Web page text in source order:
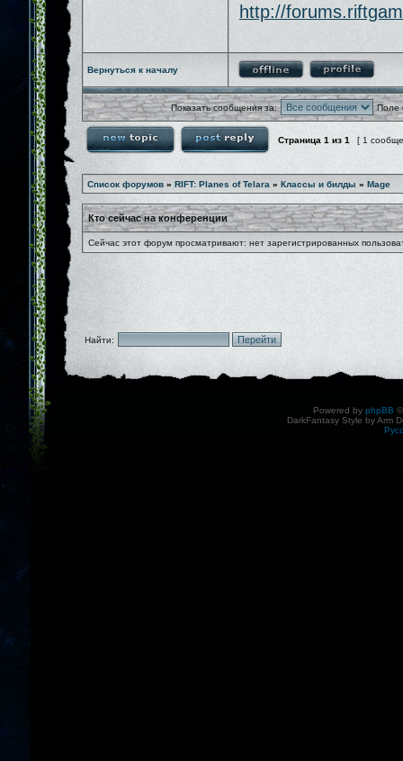
http://
Вернуться к началу
Показать сообщения за: Поле
Страница 1 из 1 [ 1
Список форумов » RIFT: Planes of Telara » Классы и билды » Mage
Кто сейчас на конференции
Сейчас этот форум просматривают: нет зарегистрированных
Найти:
Powered by phpBB
DarkFantasy Style by Arm